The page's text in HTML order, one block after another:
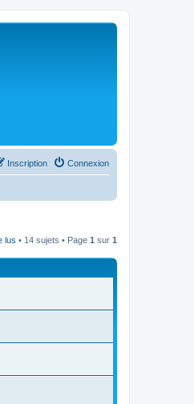
Connexion
Inscription
lus • 14 sujets • Page 1 sur 1